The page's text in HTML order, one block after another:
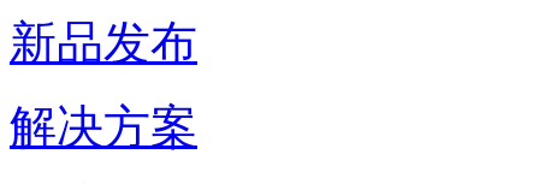
新品发布
解决方案